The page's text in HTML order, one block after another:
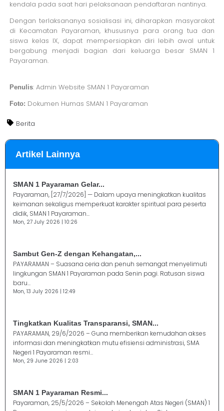
kendala pada saat hari pelaksanaan pendaftaran nantinya.
Dengan terlaksananya sosialisasi ini, diharapkan masyarakat
di Kecamatan Payaraman, khususnya para orang tua dan
siswa kelas IX, dapat mempersiapkan diri lebih awal untuk
bergabung menjadi bagian dari keluarga besar SMAN 1
Payaraman.
Penulis: Admin Website SMAN 1 Payaraman
Foto: Dokumen Humas SMAN 1 Payaraman
Berita
Artikel Lainnya
SMAN 1 Payaraman Gelar...
Payaraman, [27/7/2026] — Dalam upaya meningkatkan kualitas
keimanan sekaligus memperkuat karakter spiritual para peserta
didik, SMAN 1 Payaraman...
Mon, 27 July 2026 | 10:26
Sambut Gen-Z dengan Kehangatan,...
PAYARAMAN – Suasana ceria dan penuh semangat menyelimuti
lingkungan SMAN 1 Payaraman pada Senin pagi. Ratusan siswa
baru...
Mon, 13 July 2026 | 12:49
Tingkatkan Kualitas Transparansi, SMAN...
PAYARAMAN, 29/6/2026 – Guna memberikan kemudahan akses
informasi dan meningkatkan mutu efisiensi administrasi, SMA
Negeri 1 Payaraman resmi...
Mon, 29 June 2026 | 2:03
SMAN 1 Payaraman Resmi...
Payaraman, 25/5/2026 – Sekolah Menengah Atas Negeri (SMAN) 1